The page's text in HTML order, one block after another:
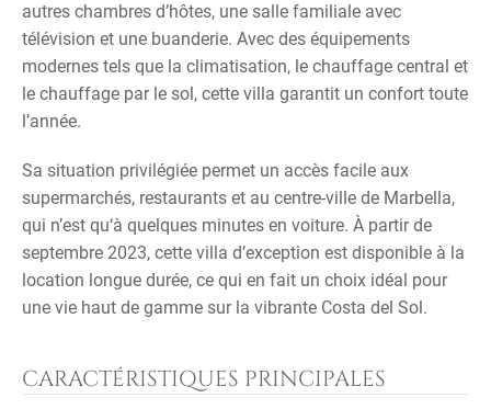
autres chambres d’hôtes, une salle familiale avec
télévision et une buanderie. Avec des équipements
modernes tels que la climatisation, le chauffage central et
le chauffage par le sol, cette villa garantit un confort toute
l’année.
Sa situation privilégiée permet un accès facile aux
supermarchés, restaurants et au centre-ville de Marbella,
qui n’est qu‘à quelques minutes en voiture. À partir de
septembre 2023, cette villa d’exception est disponible à la
location longue durée, ce qui en fait un choix idéal pour
une vie haut de gamme sur la vibrante Costa del Sol.
CARACTÉRISTIQUES PRINCIPALES